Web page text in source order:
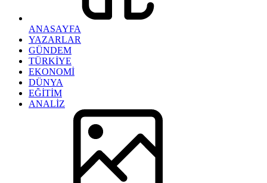
ANASAYFA
YAZARLAR
GÜNDEM
TÜRKİYE
EKONOMİ
DÜNYA
EĞİTİM
ANALİZ